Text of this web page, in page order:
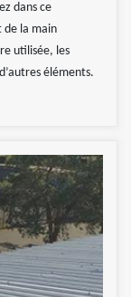
dans ce
de la main
utilisée, les
éléments.